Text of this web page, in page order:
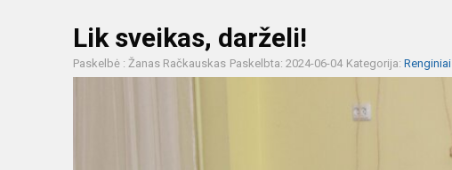
Lik sveikas, darželi!
Paskelbė : Žanas Račkauskas Paskelbta: 2024-06-04 Kategorija: Renginiai